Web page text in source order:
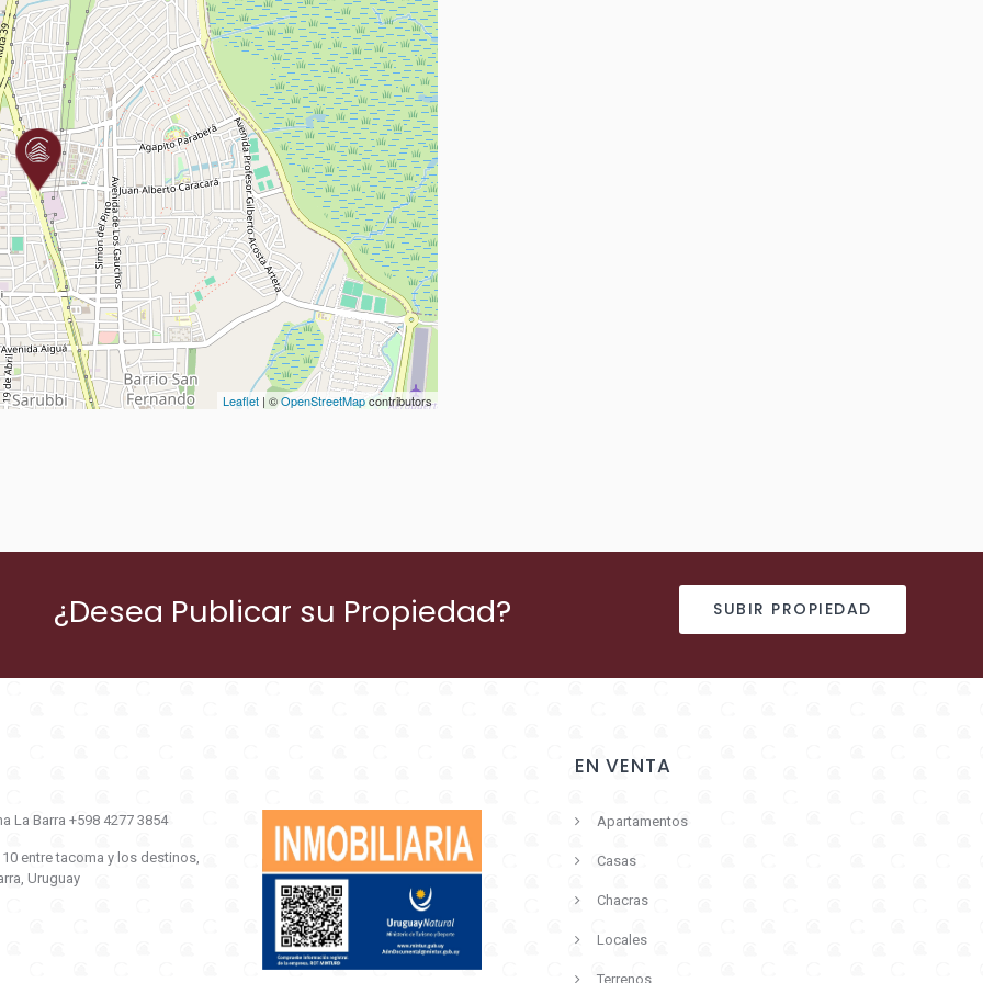
Leaflet | ©OpenStreetMapcontributors
¿Desea Publicar su Propiedad? SUBIR PROPIEDAD
La Barra +598 4277 3854
entre tacoma y los destinos,
Uruguay
EN VENTA
Apartamentos
Casas
Chacras
Locales
Terrenos